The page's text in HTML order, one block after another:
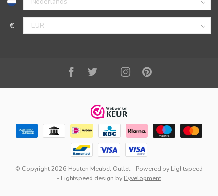
€
© Copyright 2026 Houten Meubel Outlet - Powered by Lightspeed
- Lightspeed design by Dyvelopment